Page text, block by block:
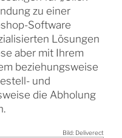
zu einer
Software
Lösungen
aber mit Ihrem
beziehungsweise
und
die Abholung
Bild: Deliverect